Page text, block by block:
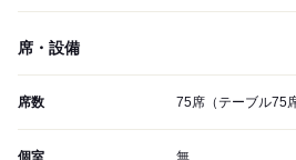
席・設備
席数 75席（テーブル75席